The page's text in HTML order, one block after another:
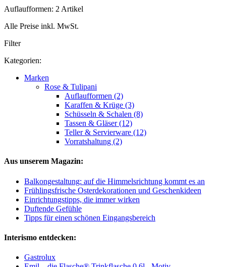
Auflaufformen: 2 Artikel
Alle Preise inkl. MwSt.
Filter
Kategorien:
Marken
Rose & Tulipani
Auflaufformen (2)
Karaffen & Krüge (3)
Schüsseln & Schalen (8)
Tassen & Gläser (12)
Teller & Servierware (12)
Vorratshaltung (2)
Aus unserem Magazin:
Balkongestaltung: auf die Himmelsrichtung kommt es an
Frühlingsfrische Osterdekorationen und Geschenkideen
Einrichtungstipps, die immer wirken
Duftende Gefühle
Tipps für einen schönen Eingangsbereich
Interismo entdecken:
Gastrolux